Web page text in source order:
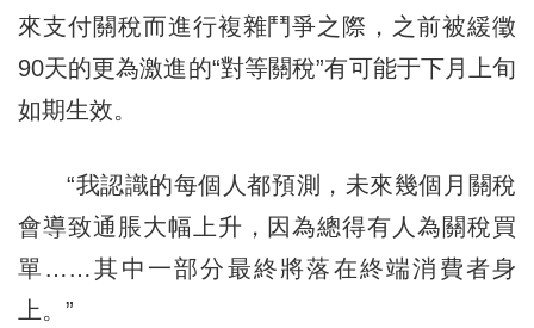
來支付關稅而進行複雜鬥爭之際，之前被緩徵
90天的更為激進的“對等關稅”有可能于下月上旬
如期生效。
“我認識的每個人都預測，未來幾個月關稅
會導致通脹大幅上升，因為總得有人為關稅買
單……其中一部分最終將落在終端消費者身
上。”